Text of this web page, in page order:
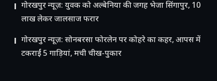
गोरखपुर न्यूज़: युवक को अल्बेनिया की जगह भेजा सिंगापुर, 10
लाख लेकर जालसाज फरार
गोरखपुर न्यूज़: सोनबरसा फोरलेन पर कोहरे का कहर, आपस में
टकराईं 5 गाड़ियां, मची चीख-पुकार